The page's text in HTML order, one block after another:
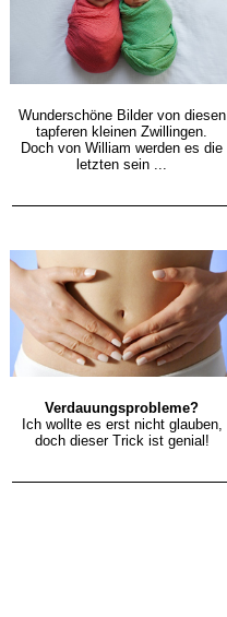
Wunderschöne Bilder von diesen
tapferen kleinen Zwillingen.
Doch von William werden es die
letzten sein ...
Verdauungsprobleme?
Ich wollte es erst nicht glauben,
doch dieser Trick ist genial!